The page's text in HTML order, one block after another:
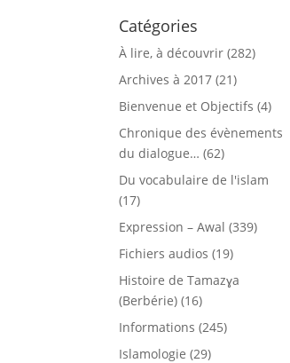
Catégories
À lire, à découvrir (282)
Archives à 2017 (21)
Bienvenue et Objectifs (4)
Chronique des évènements
du dialogue… (62)
Du vocabulaire de l'islam
(17)
Expression – Awal (339)
Fichiers audios (19)
Histoire de Tamazɣa
(Berbérie) (16)
Informations (245)
Islamologie (29)